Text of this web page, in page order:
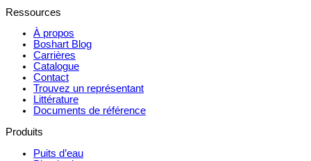
Ressources
À propos
Boshart Blog
Carrières
Catalogue
Contact
Trouvez un représentant
Littérature
Documents de référence
Produits
Puits d’eau